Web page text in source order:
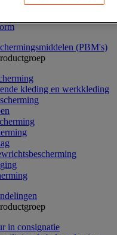
(PBM's)
kleding en werkkleding
in consignatie